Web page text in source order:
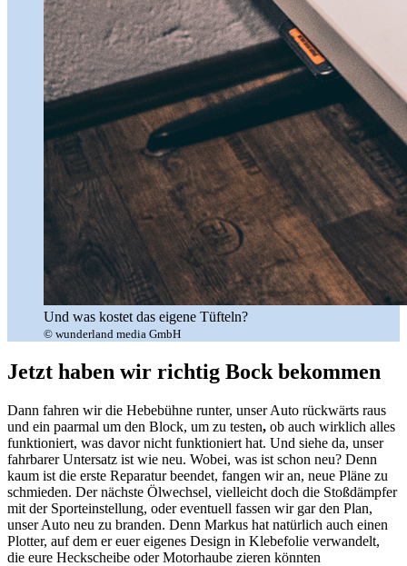
Und was kostet das eigene Tüfteln?
© wunderland media GmbH
Jetzt haben wir richtig Bock bekommen
Dann fahren wir die Hebebühne runter, unser Auto rückwärts raus
und ein paarmal um den Block, um zu testen, ob auch wirklich alles
funktioniert, was davor nicht funktioniert hat. Und siehe da, unser
fahrbarer Untersatz ist wie neu. Wobei, was ist schon neu? Denn
kaum ist die erste Reparatur beendet, fangen wir an, neue Pläne zu
schmieden. Der nächste Ölwechsel, vielleicht doch die Stoßdämpfer
mit der Sporteinstellung, oder eventuell fassen wir gar den Plan,
unser Auto neu zu branden. Denn Markus hat natürlich auch einen
Plotter, auf dem er euer eigenes Design in Klebefolie verwandelt,
die eure Heckscheibe oder Motorhaube zieren könnten